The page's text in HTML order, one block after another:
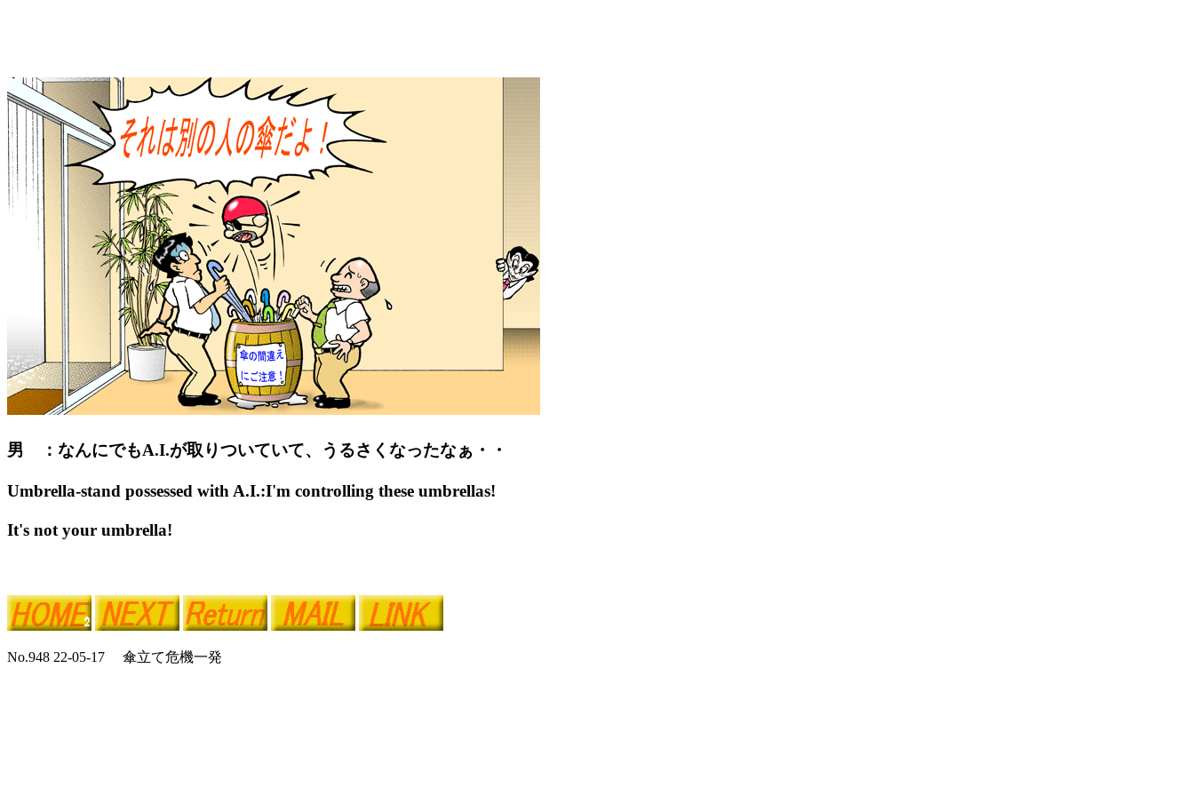
男 ：なんにでもA.I.が取りついていて、うるさくなったなぁ・・
Umbrella-stand possessed with A.I.:I'm controlling these umbrellas!
It's not your umbrella!
No.948 22-05-17 傘立て危機一発